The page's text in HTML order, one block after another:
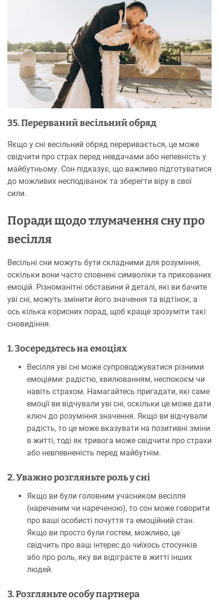
35. Перерваний весільний обряд
Якщо у сні весільний обряд переривається, це може
свідчити про страх перед невдачами або непевність у
майбутньому. Сон підказує, що важливо підготуватися
до можливих несподіванок та зберегти віру в свої
сили.
Поради щодо тлумачення сну про
весілля
Весільні сни можуть бути складними для розуміння,
оскільки вони часто сповнені символіки та прихованих
емоцій. Різноманітні обставини й деталі, які ви бачите
уві сні, можуть змінити його значення та відтінок, а
ось кілька корисних порад, щоб краще зрозуміти такі
сновидіння.
1. Зосередьтесь на емоціях
Весілля уві сні може супроводжуватися різними
емоціями: радістю, хвилюванням, неспокоєм чи
навіть страхом. Намагайтесь пригадати, які саме
емоції ви відчували уві сні, оскільки це може дати
ключ до розуміння значення. Якщо ви відчували
радість, то це може вказувати на позитивні зміни
в житті, тоді як тривога може свідчити про страхи
або невпевненість перед майбутнім.
2. Уважно розгляньте роль у сні
Якщо ви були головним учасником весілля
(нареченим чи нареченою), то сон може говорити
про ваші особисті почуття та емоційний стан.
Якщо ви просто були гостем, можливо, це
свідчить про ваш інтерес до чиїхось стосунків
або про роль, яку ви відіграєте в житті інших
людей.
3. Розгляньте особу партнера